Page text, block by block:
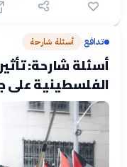
تدافع› أسئلة شارحة
أسئلة شارحة:
الفلسطينية على